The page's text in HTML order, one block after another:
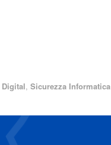
Digital, Sicurezza Informatica